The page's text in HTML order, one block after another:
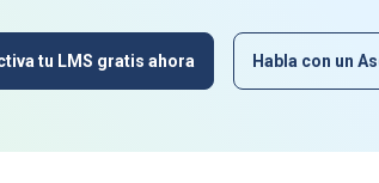
tu LMS gratis ahora Habla con un